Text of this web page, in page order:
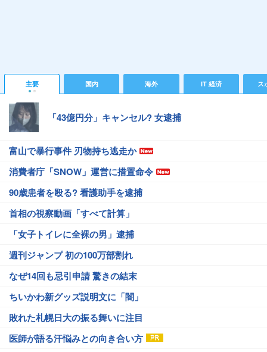
主要 国内 海外 IT 経済 ス
「43億円分」キャンセル? 女逮捕
富山で暴行事件 刃物持ち逃走か
消費者庁「SNOW」運営に措置命令
90歳患者を殴る? 看護助手を逮捕
首相の視察動画「すべて計算」
「女子トイレに全裸の男」逮捕
週刊ジャンプ 初の100万部割れ
なぜ14回も忌引申請 驚きの結末
ちいかわ新グッズ説明文に「闇」
敗れた札幌日大の振る舞いに注目
医師が語る汗悩みとの向き合い方